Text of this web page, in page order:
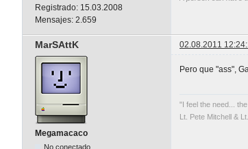
Registrado: 15.03.2008
Mensajes: 2.659
MarSAttK 02.08.2011
Megamacaco
No conectado
Pero que "ass",
"I feel the need...
Lt. Pete Mitchell &